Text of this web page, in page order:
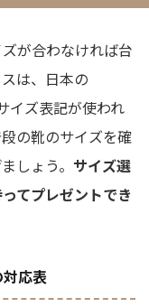
が合わなければ台
は、日本の
イズ表記が使われ
の靴のサイズを確
しょう。 サイズ選
てプレゼントでき
応表